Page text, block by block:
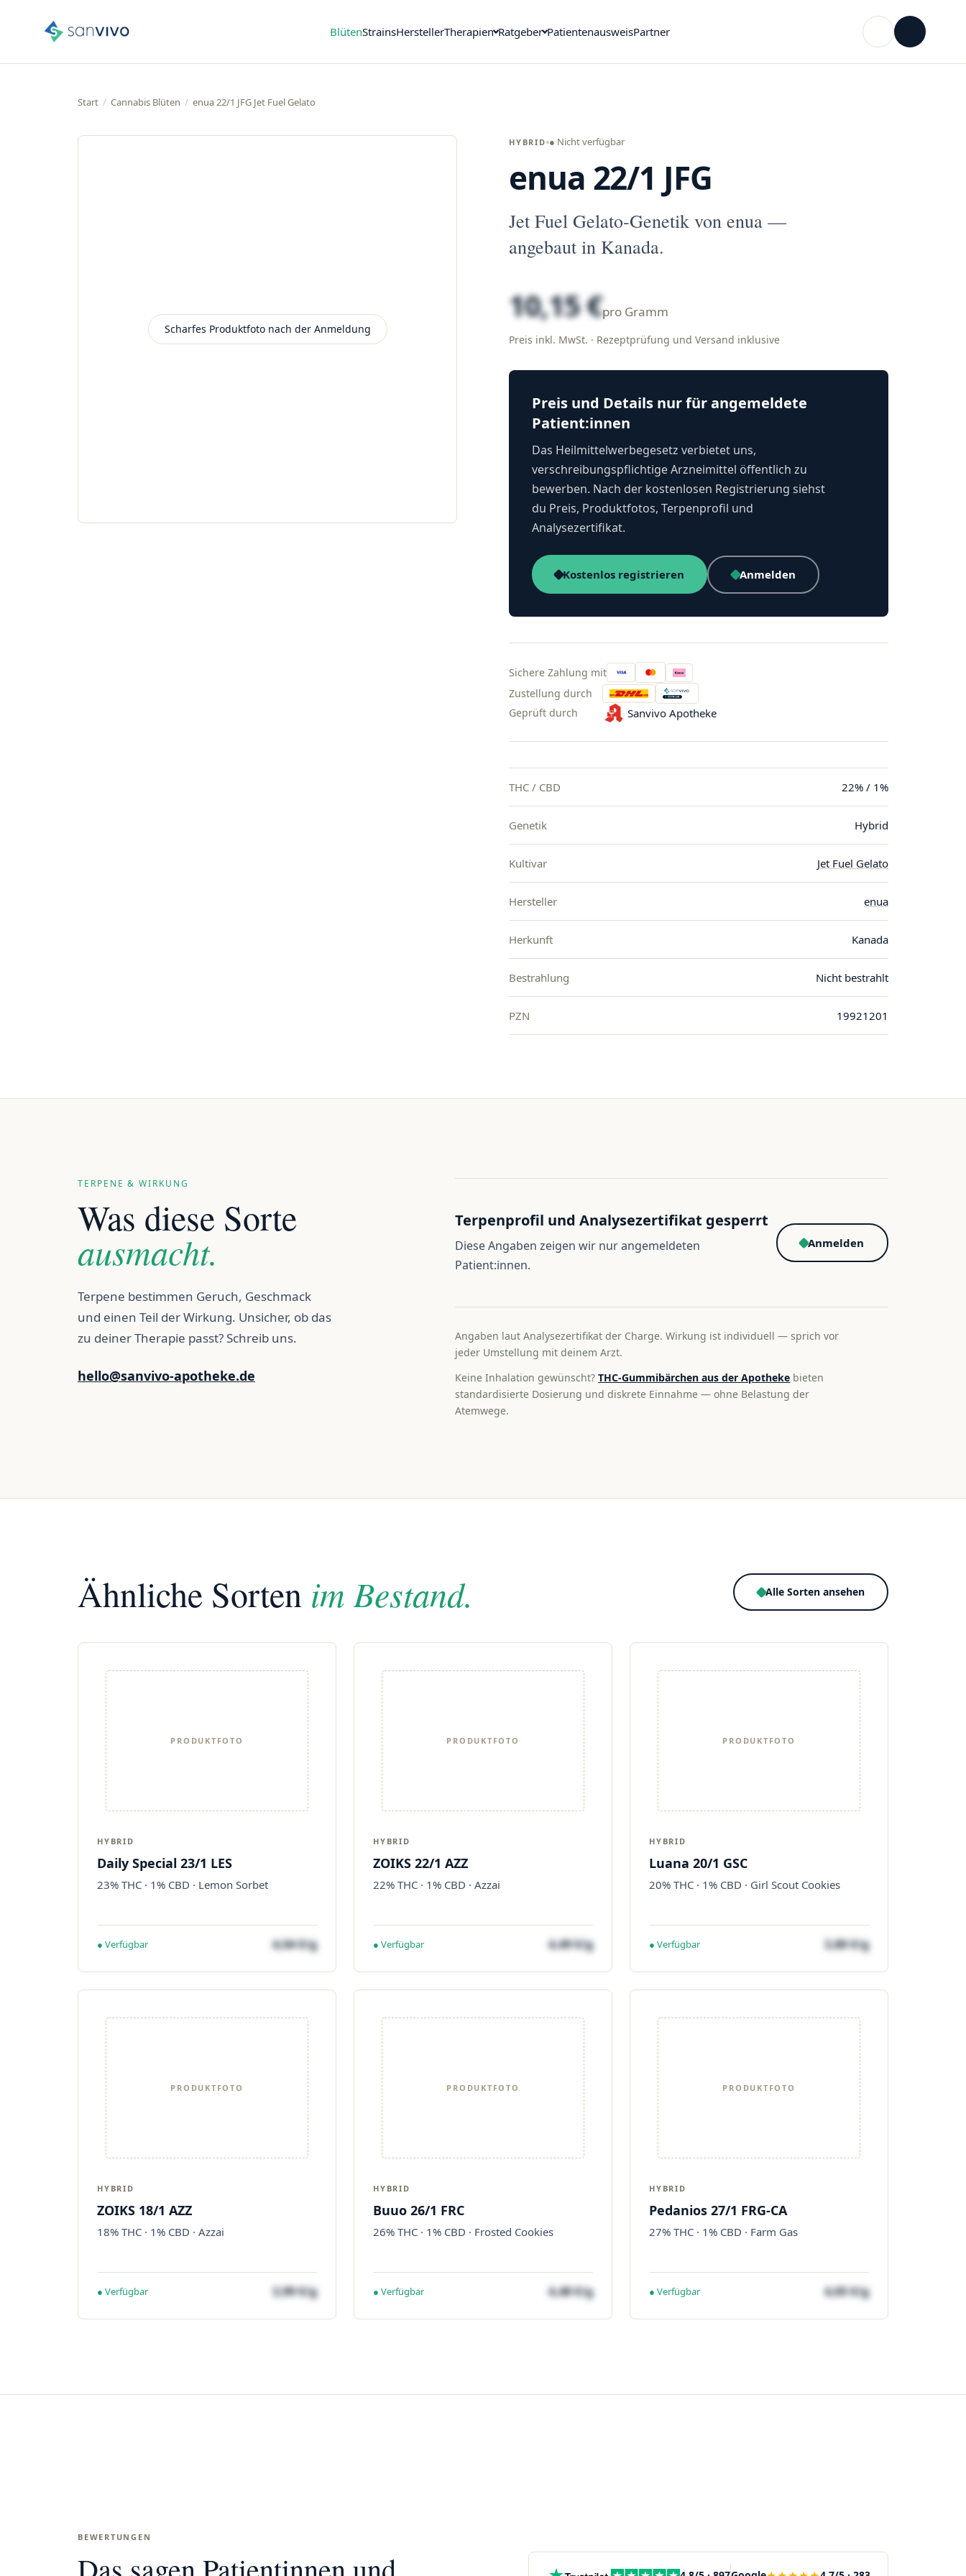
BlütenStrainsHerstellerTherapien Ratgeber PatientenausweisPartner
Start / Cannabis Blüten / enua 22/1 JFG Jet Fuel Gelato
Scharfes Produktfoto nach der Anmeldung
HYBRID ● Nicht verfügbar
enua 22/1 JFG
Jet Fuel Gelato-Genetik von enua —
angebaut in Kanada.
10,15 €pro Gramm
Preis inkl. MwSt. · Rezeptprüfung und Versand inklusive
Preis und Details nur für angemeldete
Patient:innen
Das Heilmittelwerbegesetz verbietet uns,
verschreibungspflichtige Arzneimittel öffentlich zu
bewerben. Nach der kostenlosen Registrierung siehst
du Preis, Produktfotos, Terpenprofil und
Analysezertifikat.
Kostenlos registrieren Anmelden
Sichere Zahlung mit
Zustellung durch
Geprüft durch
Sanvivo Apotheke
THC / CBD 22% / 1%
Genetik Hybrid
Kultivar Jet Fuel Gelato
Hersteller enua
Herkunft Kanada
Bestrahlung Nicht bestrahlt
PZN 19921201
TERPENE & WIRKUNG
Was diese Sorte
ausmacht.
Terpene bestimmen Geruch, Geschmack
und einen Teil der Wirkung. Unsicher, ob das
zu deiner Therapie passt? Schreib uns.
hello@sanvivo-apotheke.de
Terpenprofil und Analysezertifikat gesperrt
Diese Angaben zeigen wir nur angemeldeten
Patient:innen.
Anmelden
Angaben laut Analysezertifikat der Charge. Wirkung ist individuell — sprich vor
jeder Umstellung mit deinem Arzt.
Keine Inhalation gewünscht?THC-Gummibärchen aus der Apotheke bieten
standardisierte Dosierung und diskrete Einnahme — ohne Belastung der
Atemwege.
Ähnliche Sorten im Bestand. Alle Sorten ansehen
PRODUKTFOTO
HYBRID
Daily Special 23/1 LES
23% THC · 1% CBD · Lemon Sorbet
● Verfügbar 4,04 €/g
PRODUKTFOTO
HYBRID
ZOIKS 22/1 AZZ
22% THC · 1% CBD · Azzai
● Verfügbar 4,49 €/g
PRODUKTFOTO
HYBRID
Luana 20/1 GSC
20% THC · 1% CBD · Girl Scout Cookies
● Verfügbar 3,80 €/g
PRODUKTFOTO
HYBRID
ZOIKS 18/1 AZZ
18% THC · 1% CBD · Azzai
● Verfügbar 3,99 €/g
PRODUKTFOTO
HYBRID
Buuo 26/1 FRC
26% THC · 1% CBD · Frosted Cookies
● Verfügbar 4,48 €/g
PRODUKTFOTO
HYBRID
Pedanios 27/1 FRG-CA
27% THC · 1% CBD · Farm Gas
● Verfügbar 4,65 €/g
BEWERTUNGEN